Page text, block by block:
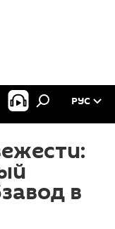
РУС
в